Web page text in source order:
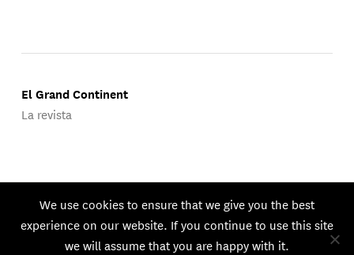
El Grand Continent
La revista
© 2026 GEG. Todos los derechos reservados.
We use cookies to ensure that we give you the best
experience on our website. If you continue to use this site
we will assume that you are happy with it.